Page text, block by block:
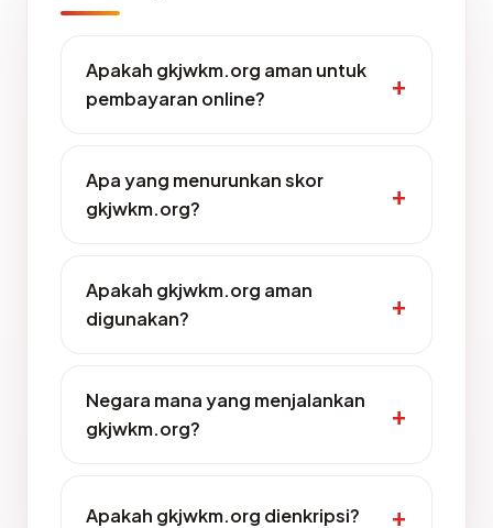
Apakah gkjwkm.org aman untuk
pembayaran online?
Apa yang menurunkan skor
gkjwkm.org?
Apakah gkjwkm.org aman
digunakan?
Negara mana yang menjalankan
gkjwkm.org?
Apakah gkjwkm.org dienkripsi?